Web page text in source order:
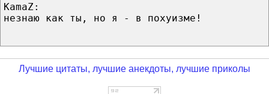
KamaZ:
незнаю как ты, но я - в похуизме!
Лучшие цитаты, лучшие анекдоты, лучшие приколы